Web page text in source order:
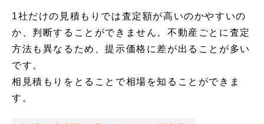
1社だけの見積もりでは査定額が高いのかやすいの
か、判断することができません。不動産ごとに査定
方法も異なるため、提示価格に差が出ることが多い
です。
相見積もりをとることで相場を知ることができま
す。